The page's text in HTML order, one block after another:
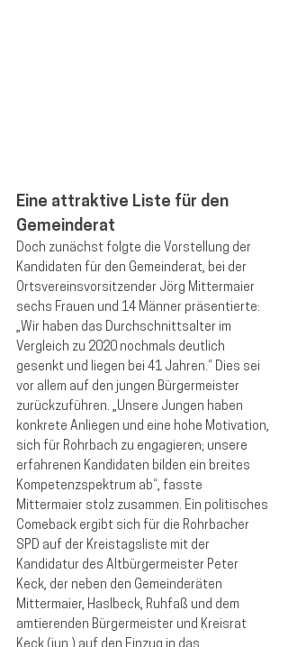
Eine attraktive Liste für den
Gemeinderat
Doch zunächst folgte die Vorstellung der
Kandidaten für den Gemeinderat, bei der
Ortsvereinsvorsitzender Jörg Mittermaier
sechs Frauen und 14 Männer präsentierte:
„Wir haben das Durchschnittsalter im
Vergleich zu 2020 nochmals deutlich
gesenkt und liegen bei 41 Jahren.“ Dies sei
vor allem auf den jungen Bürgermeister
zurückzuführen. „Unsere Jungen haben
konkrete Anliegen und eine hohe Motivation,
sich für Rohrbach zu engagieren; unsere
erfahrenen Kandidaten bilden ein breites
Kompetenzspektrum ab“, fasste
Mittermaier stolz zusammen. Ein politisches
Comeback ergibt sich für die Rohrbacher
SPD auf der Kreistagsliste mit der
Kandidatur des Altbürgermeister Peter
Keck, der neben den Gemeinderäten
Mittermaier, Haslbeck, Ruhfaß und dem
amtierenden Bürgermeister und Kreisrat